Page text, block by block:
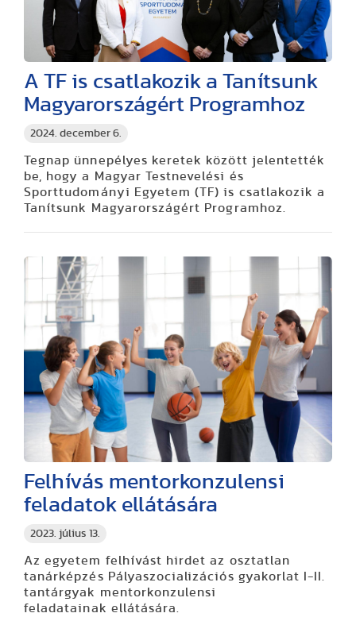
2024. december 6.
A TF is csatlakozik a Tanítsunk
Magyarországért Programhoz
Tegnap ünnepélyes keretek között jelentették
be, hogy a Magyar Testnevelési és
Sporttudományi Egyetem (TF) is csatlakozik a
Tanítsunk Magyarországért Programhoz.
2023. július 13.
Felhívás mentorkonzulensi
feladatok ellátására
Az egyetem felhívást hirdet az osztatlan
tanárképzés Pályaszocializációs gyakorlat I-II.
tantárgyak mentorkonzulensi
feladatainak ellátására.